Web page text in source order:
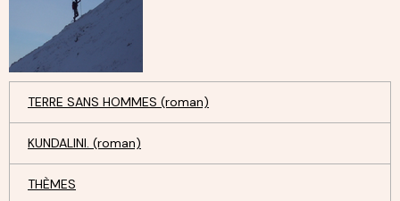
TERRE SANS HOMMES (roman)
KUNDALINI. (roman)
THÈMES